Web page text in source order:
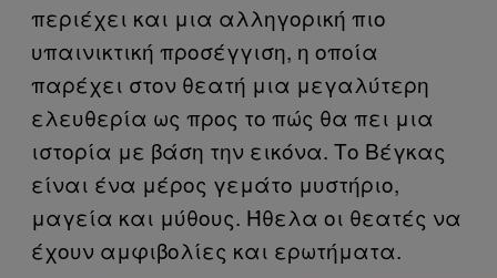
περιέχει και μια αλληγορική πιο
υπαινικτική προσέγγιση, η οποία
παρέχει στον θεατή μια μεγαλύτερη
ελευθερία ως προς το πώς θα πει μια
ιστορία με βάση την εικόνα. Το Βέγκας
είναι ένα μέρος γεμάτο μυστήριο,
μαγεία και μύθους. Ήθελα οι θεατές να
έχουν αμφιβολίες και ερωτήματα.